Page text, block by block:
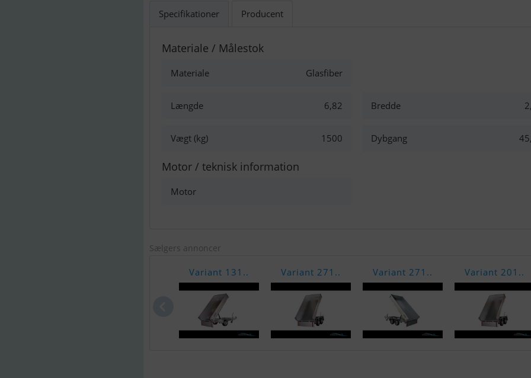
Specifikationer Producent
Materiale / Målestok
Materiale Glasfiber
Længde 6,82 Bredde
Vægt (kg) 1500 Dybgang
Motor / teknisk information
Motor
Sælgers annoncer
Variant 131.. Variant 271.. Variant 271.. Variant 201..